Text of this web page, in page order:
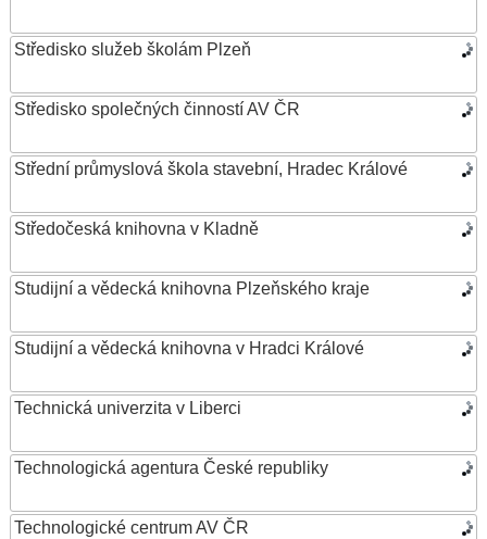
Středisko služeb školám Plzeň
Středisko společných činností AV ČR
Střední průmyslová škola stavební, Hradec Králové
Středočeská knihovna v Kladně
Studijní a vědecká knihovna Plzeňského kraje
Studijní a vědecká knihovna v Hradci Králové
Technická univerzita v Liberci
Technologická agentura České republiky
Technologické centrum AV ČR